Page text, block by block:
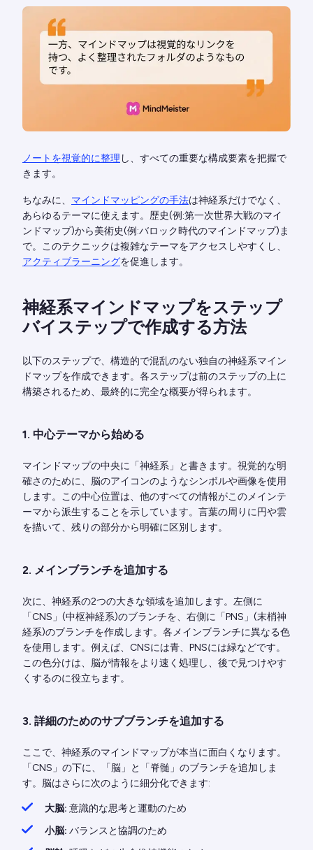
ノートを視覚的に整理 し、すべての重要な構成要素を把握で
きます。
ちなみに、 マインドマッピングの手法は神経系だけでなく、
あらゆるテーマに使えます。歴史(例:第一次世界大戦のマイ
ンドマップ)から美術史(例:バロック時代のマインドマップ)ま
で。このテクニックは複雑なテーマをアクセスしやすくし、
アクティブラーニングを促進します。
神経系マインドマップをステップ
バイステップで作成する方法
以下のステップで、構造的で混乱のない独自の神経系マイン
ドマップを作成できます。各ステップは前のステップの上に
構築されるため、最終的に完全な概要が得られます。
1. 中心テーマから始める
マインドマップの中央に「神経系」と書きます。視覚的な明
確さのために、脳のアイコンのようなシンボルや画像を使用
します。この中心位置は、他のすべての情報がこのメインテ
ーマから派生することを示しています。言葉の周りに円や雲
を描いて、残りの部分から明確に区別します。
2. メインブランチを追加する
次に、神経系の2つの大きな領域を追加します。左側に
「CNS」(中枢神経系)のブランチを、右側に「PNS」(末梢神
経系)のブランチを作成します。各メインブランチに異なる色
を使用します。例えば、CNSには青、PNSには緑などです。
この色分けは、脳が情報をより速く処理し、後で見つけやす
くするのに役立ちます。
3. 詳細のためのサブブランチを追加する
ここで、神経系のマインドマップが本当に面白くなります。
「CNS」の下に、「脳」と「脊髄」のブランチを追加しま
す。脳はさらに次のように細分化できます:
大脳: 意識的な思考と運動のため
小脳: バランスと協調のため